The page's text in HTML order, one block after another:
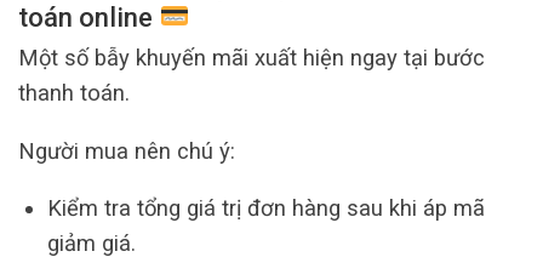
toán online
Một số bẫy khuyến mãi xuất hiện ngay tại bước
thanh toán.
Người mua nên chú ý:
Kiểm tra tổng giá trị đơn hàng sau khi áp mã
giảm giá.